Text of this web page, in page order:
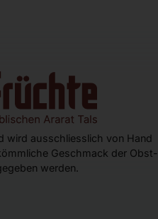
wird ausschliesslich von Hand
Geschmack der Obst-
werden.